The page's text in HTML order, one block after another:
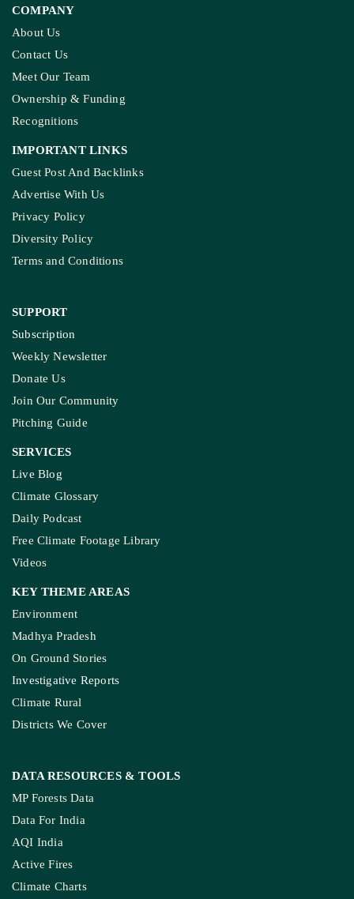
COMPANY
About Us
Contact Us
Meet Our Team
Ownership & Funding
Recognitions
IMPORTANT LINKS
Guest Post And Backlinks
Advertise With Us
Privacy Policy
Diversity Policy
Terms and Conditions
SUPPORT
Subscription
Weekly Newsletter
Donate Us
Join Our Community
Pitching Guide
SERVICES
Live Blog
Climate Glossary
Daily Podcast
Free Climate Footage Library
Videos
KEY THEME AREAS
Environment
Madhya Pradesh
On Ground Stories
Investigative Reports
Climate Rural
Districts We Cover
DATA RESOURCES & TOOLS
MP Forests Data
Data For India
AQI India
Active Fires
Climate Charts